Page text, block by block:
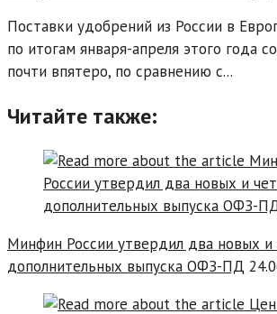
Поставки удобрений из России в
по итогам января-апреля этого года
почти впятеро, по сравнению с...
Читайте также:
Минфин России утвердил два новых и
дополнительных выпуска ОФЗ-ПД